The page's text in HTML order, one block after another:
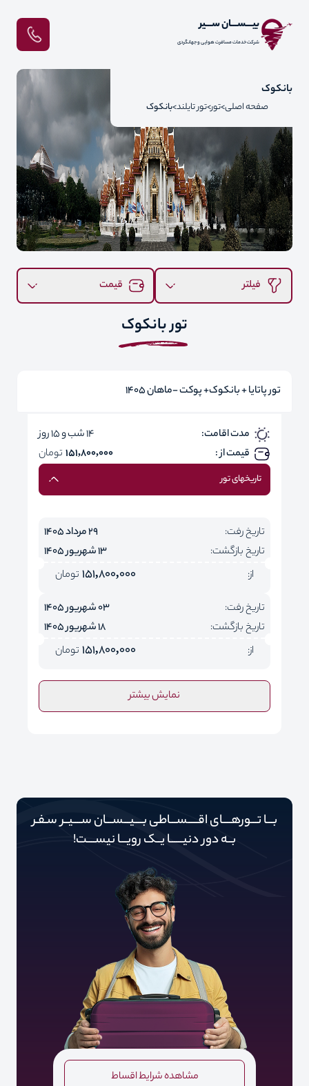
بیـــســـان ســـیر
شرکت خدمات مسافرت هوایی و جهانگردی
بانکوک
صفحه اصلی تور تور تایلند بانکوک
فیلتر قیمت
تور بانکوک
تور پاتایا + بانکوک+ پوکت -ماهان 1405
مدت اقامت:
14 شب و 15 روز
قیمت از :
151,800,000 تومان
تاریخهای تور
تاریخ رفت:
29 مرداد 1405
تاریخ بازگشت:
13 شهریور 1405
از:
151,800,000 تومان
تاریخ رفت:
03 شهریور 1405
تاریخ بازگشت:
18 شهریور 1405
از:
151,800,000 تومان
نمایش بیشتر
بـــا تـــورهــــای اقـــــســـاطی بــــیـــســـان ســــیــر سـفـر
بــه دور‌‌‌‌ دنیـــــ‌‌ـا یــک رویـــا نیســــت!
مشاهده شرایط اقساط